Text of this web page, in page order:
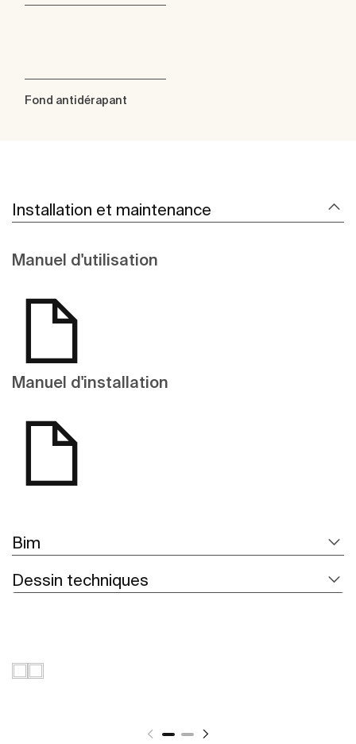
Fond antidérapant
Installation et maintenance
Manuel d'utilisation
Manuel d'installation
Bim
Dessin techniques